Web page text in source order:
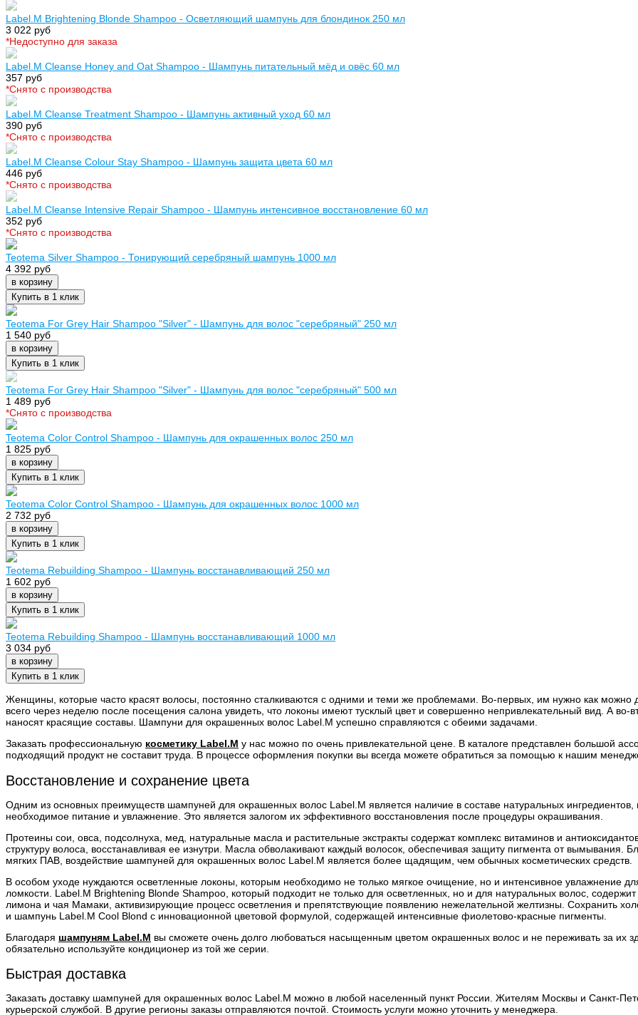
Label.M Brightening Blonde Shampoo - Осветляющий шампунь для блондинок 250 мл
3 022 руб
*Недоступно для заказа
Label.M Cleanse Honey and Oat Shampoo - Шампунь питательный мёд и овёс 60 мл
357 руб
*Cнято с производства
Label.M Cleanse Treatment Shampoo - Шампунь активный уход 60 мл
390 руб
*Cнято с производства
Label.M Cleanse Colour Stay Shampoo - Шампунь защита цвета 60 мл
446 руб
*Cнято с производства
Label.M Cleanse Intensive Repair Shampoo - Шампунь интенсивное восстановление 60 мл
352 руб
*Cнято с производства
Teotema Silver Shampoo - Тонирующий серебряный шампунь 1000 мл
4 392 руб
в корзину
Купить в 1 клик
Teotema For Grey Hair Shampoo "Silver" - Шампунь для волос "серебряный" 250 мл
1 540 руб
в корзину
Купить в 1 клик
Teotema For Grey Hair Shampoo "Silver" - Шампунь для волос "серебряный" 500 мл
1 489 руб
*Cнято с производства
Teotema Color Control Shampoo - Шампунь для окрашенных волос 250 мл
1 825 руб
в корзину
Купить в 1 клик
Teotema Color Control Shampoo - Шампунь для окрашенных волос 1000 мл
2 732 руб
в корзину
Купить в 1 клик
Teotema Rebuilding Shampoo - Шампунь восстанавливающий 250 мл
1 602 руб
в корзину
Купить в 1 клик
Teotema Rebuilding Shampoo - Шампунь восстанавливающий 1000 мл
3 034 руб
в корзину
Купить в 1 клик
Женщины, которые часто красят волосы, постоянно сталкиваются с одними и теми же проблемами. Во-первых, им нужно как можно
всего через неделю после посещения салона увидеть, что локоны имеют тусклый цвет и совершенно непривлекательный вид. А
наносят красящие составы. Шампуни для окрашенных волос Label.M успешно справляются с обеими задачами.
Заказать профессиональную косметику Label.M у нас можно по очень привлекательной цене. В каталоге представлен большой
подходящий продукт не составит труда. В процессе оформления покупки вы всегда можете обратиться за помощью к нашим
Восстановление и сохранение цвета
Одним из основных преимуществ шампуней для окрашенных волос Label.M является наличие в составе натуральных
необходимое питание и увлажнение. Это является залогом их эффективного восстановления после процедуры окрашивания.
Протеины сои, овса, подсолнуха, мед, натуральные масла и растительные экстракты содержат комплекс витаминов и
структуру волоса, восстанавливая ее изнутри. Масла обволакивают каждый волосок, обеспечивая защиту пигмента от вымывания.
мягких ПАВ, воздействие шампуней для окрашенных волос Label.M является более щадящим, чем обычных косметических средств.
В особом уходе нуждаются осветленные локоны, которым необходимо не только мягкое очищение, но и интенсивное увлажнение
ломкости. Label.M Brightening Blonde Shampoo, который подходит не только для осветленных, но и для натуральных волос, содержит
лимона и чая Мамаки, активизирующие процесс осветления и препятствующие появлению нежелательной желтизны. Сохранить
и шампунь Label.M Cool Blond с инновационной цветовой формулой, содержащей интенсивные фиолетово-красные пигменты.
Благодаря шампуням Label.M вы сможете очень долго любоваться насыщенным цветом окрашенных волос и не переживать за их
обязательно используйте кондиционер из той же серии.
Быстрая доставка
Заказать доставку шампуней для окрашенных волос Label.M можно в любой населенный пункт России. Жителям Москвы и Санкт-
курьерской службой. В другие регионы заказы отправляются почтой. Стоимость услуги можно уточнить у менеджера.